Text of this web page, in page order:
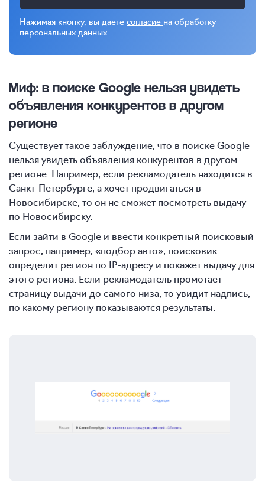
Нажимая кнопку, вы даете согласие на обработку
персональных данных
Миф: в поиске Google нельзя увидеть
объявления конкурентов в другом
регионе
Существует такое заблуждение, что в поиске Google
нельзя увидеть объявления конкурентов в другом
регионе. Например, если рекламодатель находится в
Санкт-Петербурге, а хочет продвигаться в
Новосибирске, то он не сможет посмотреть выдачу
по Новосибирску.
Если зайти в Google и ввести конкретный поисковый
запрос, например, «подбор авто», поисковик
определит регион по IP-адресу и покажет выдачу для
этого региона. Если рекламодатель промотает
страницу выдачи до самого низа, то увидит надпись,
по какому региону показываются результаты.